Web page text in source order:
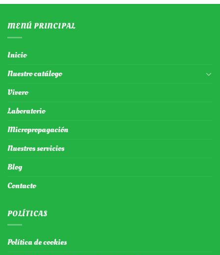
MENÚ PRINCIPAL
Inicio
Nuestro catálogo
Vivero
Laboratorio
Micropropagación
Nuestros servicios
Blog
Contacto
POLÍTICAS
Política de cookies